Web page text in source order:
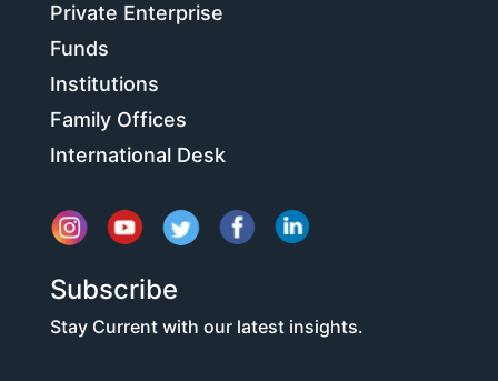
Private Enterprise
Funds
Institutions
Family Offices
International Desk
Subscribe
Stay Current with our latest insights.